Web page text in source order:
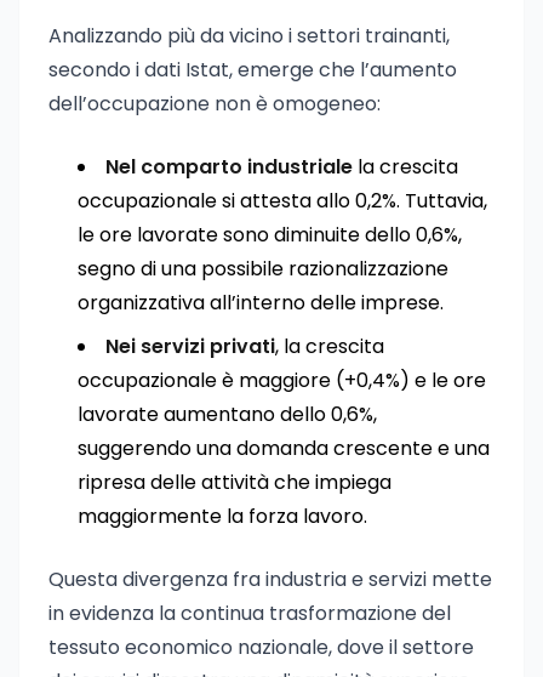
Analizzando più da vicino i settori trainanti,
secondo i dati Istat, emerge che l’aumento
dell’occupazione non è omogeneo:
Nel comparto industriale la crescita
occupazionale si attesta allo 0,2%. Tuttavia,
le ore lavorate sono diminuite dello 0,6%,
segno di una possibile razionalizzazione
organizzativa all’interno delle imprese.
Nei servizi privati, la crescita
occupazionale è maggiore (+0,4%) e le ore
lavorate aumentano dello 0,6%,
suggerendo una domanda crescente e una
ripresa delle attività che impiega
maggiormente la forza lavoro.
Questa divergenza fra industria e servizi mette
in evidenza la continua trasformazione del
tessuto economico nazionale, dove il settore